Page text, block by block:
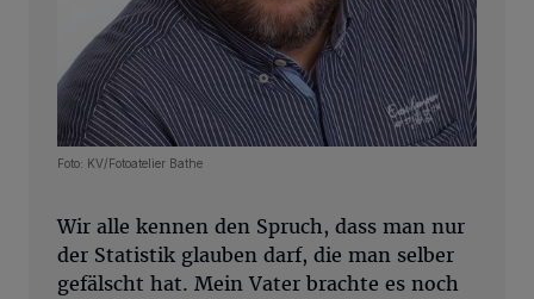
Foto: KV/Fotoatelier Bathe
Wir alle kennen den Spruch, dass man nur
der Statistik glauben darf, die man selber
gefälscht hat. Mein Vater brachte es noch